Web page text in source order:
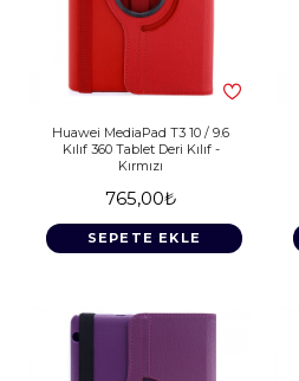
Huawei MediaPad T3 10 / 9.6
Kılıf 360 Tablet Deri Kılıf -
Kırmızı
765,00₺
SEPETE EKLE